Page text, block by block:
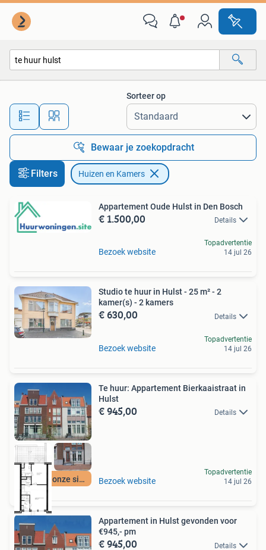
Alle afstanden…
Sorteer op
Bewaar je zoekopdracht
Filters Huizen en Kamers
Appartement Oude Hulst in Den Bosch
€ 1.500,00 Details
Bezoek website
Topadvertentie
14 jul 26
Studio te huur in Hulst - 25 m² - 2
kamer(s) - 2 kamers
€ 630,00 Details
Bezoek website
Topadvertentie
14 jul 26
Meer op onze site
Te huur: Appartement Bierkaaistraat in
Hulst
€ 945,00 Details
Bezoek website
Topadvertentie
14 jul 26
Appartement in Hulst gevonden voor
€945,- pm
€ 945,00 Details